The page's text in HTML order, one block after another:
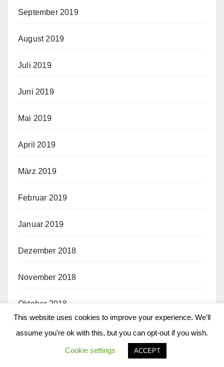
September 2019
August 2019
Juli 2019
Juni 2019
Mai 2019
April 2019
März 2019
Februar 2019
Januar 2019
Dezember 2018
November 2018
Oktober 2018
September 2018
This website uses cookies to improve your experience. We'll
assume you're ok with this, but you can opt-out if you wish.
Cookie settings ACCEPT